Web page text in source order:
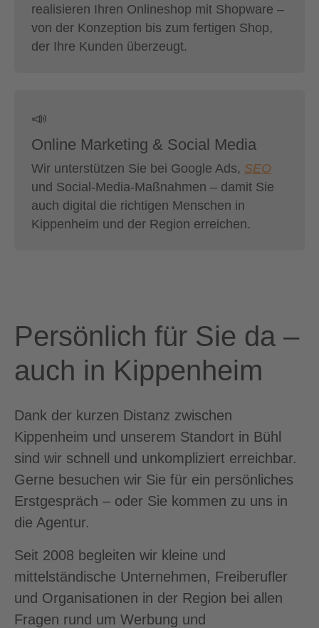
realisieren Ihren Onlineshop mit Shopware –
von der Konzeption bis zum fertigen Shop,
der Ihre Kunden überzeugt.
📣
Online Marketing & Social Media
Wir unterstützen Sie bei Google Ads, SEO
und Social-Media-Maßnahmen – damit Sie
auch digital die richtigen Menschen in
Kippenheim und der Region erreichen.
Persönlich für Sie da –
auch in Kippenheim
Dank der kurzen Distanz zwischen
Kippenheim und unserem Standort in Bühl
sind wir schnell und unkompliziert erreichbar.
Gerne besuchen wir Sie für ein persönliches
Erstgespräch – oder Sie kommen zu uns in
die Agentur.
Seit 2008 begleiten wir kleine und
mittelständische Unternehmen, Freiberufler
und Organisationen in der Region bei allen
Fragen rund um Werbung und